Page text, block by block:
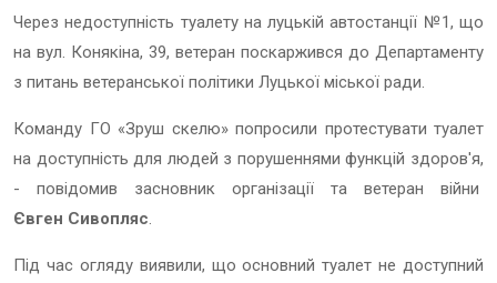
Через недоступність туалету на луцькій автостанції №1, що
на вул. Конякіна, 39, ветеран поскаржився до Департаменту
з питань ветеранської політики Луцької міської ради.
Команду ГО «Зруш скелю» попросили протестувати туалет
на доступність для людей з порушеннями функцій здоров'я,
- повідомив засновник організації та ветеран війни
Євген Сивопляс.
Під час огляду виявили, що основний туалет не доступний